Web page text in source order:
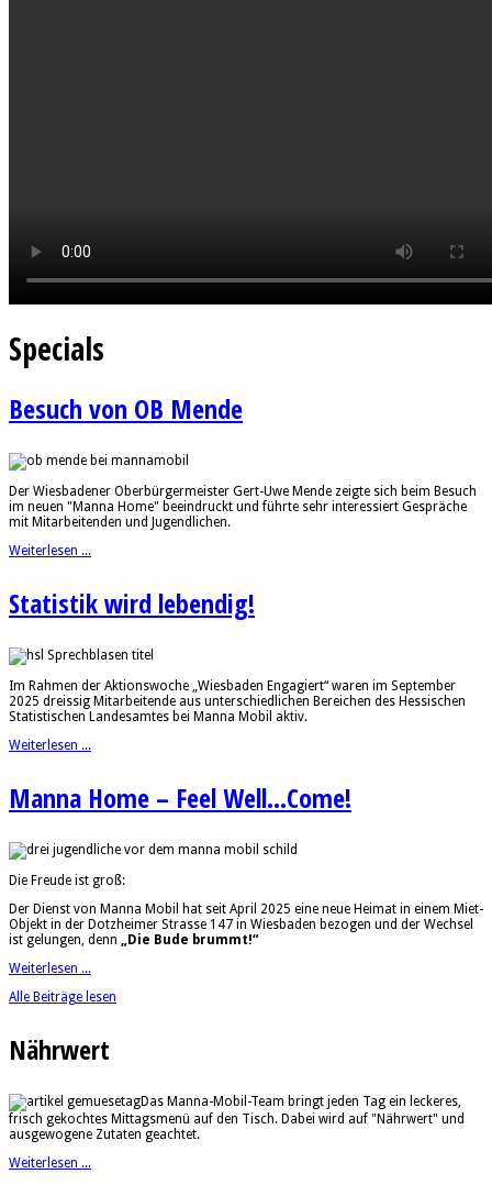
Specials
Besuch von OB Mende
Der Wiesbadener Oberbürgermeister Gert-Uwe Mende zeigte sich beim Besuch
im neuen "Manna Home" beeindruckt und führte sehr interessiert Gespräche
mit Mitarbeitenden und Jugendlichen.
Weiterlesen ...
Statistik wird lebendig!
Im Rahmen der Aktionswoche „Wiesbaden Engagiert“ waren im September
2025 dreissig Mitarbeitende aus unterschiedlichen Bereichen des Hessischen
Statistischen Landesamtes bei Manna Mobil aktiv.
Weiterlesen ...
Manna Home – Feel Well...Come!
Die Freude ist groß:
Der Dienst von Manna Mobil hat seit April 2025 eine neue Heimat in einem Miet-
Objekt in der Dotzheimer Strasse 147 in Wiesbaden bezogen und der Wechsel
ist gelungen, denn „Die Bude brummt!“
Weiterlesen ...
Alle Beiträge lesen
Nährwert
Das Manna-Mobil-Team bringt jeden Tag ein leckeres,
frisch gekochtes Mittagsmenü auf den Tisch. Dabei wird auf "Nährwert" und
ausgewogene Zutaten geachtet.
Weiterlesen ...